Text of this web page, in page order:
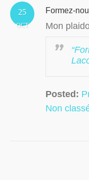
25
OCT
Formez-
Mon
Posted:
Non